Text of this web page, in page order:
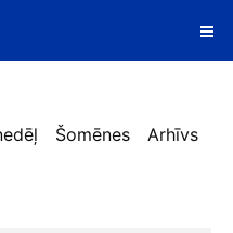
Šomēnes Arhīvs